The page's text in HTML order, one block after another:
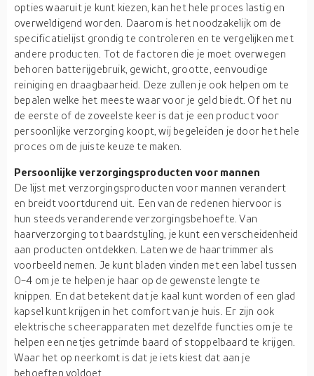
opties waaruit je kunt kiezen, kan het hele proces lastig en
overweldigend worden. Daarom is het noodzakelijk om de
specificatielijst grondig te controleren en te vergelijken met
andere producten. Tot de factoren die je moet overwegen
behoren batterijgebruik, gewicht, grootte, eenvoudige
reiniging en draagbaarheid. Deze zullen je ook helpen om te
bepalen welke het meeste waar voor je geld biedt. Of het nu
de eerste of de zoveelste keer is dat je een product voor
persoonlijke verzorging koopt, wij begeleiden je door het hele
proces om de juiste keuze te maken.
Persoonlijke verzorgingsproducten voor mannen
De lijst met verzorgingsproducten voor mannen verandert
en breidt voortdurend uit. Een van de redenen hiervoor is
hun steeds veranderende verzorgingsbehoefte. Van
haarverzorging tot baardstyling, je kunt een verscheidenheid
aan producten ontdekken. Laten we de haartrimmer als
voorbeeld nemen. Je kunt bladen vinden met een label tussen
0-4 om je te helpen je haar op de gewenste lengte te
knippen. En dat betekent dat je kaal kunt worden of een glad
kapsel kunt krijgen in het comfort van je huis. Er zijn ook
elektrische scheerapparaten met dezelfde functies om je te
helpen een netjes getrimde baard of stoppelbaard te krijgen.
Waar het op neerkomt is dat je iets kiest dat aan je
behoeften voldoet.